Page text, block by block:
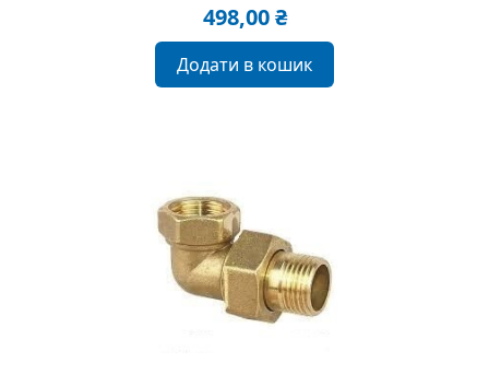
498,00₴
Додати в кошик